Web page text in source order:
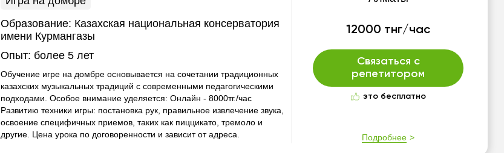
Образование: Казахская национальная консерватория
имени Курмангазы
Опыт: более 5 лет
Обучение игре на домбре основывается на сочетании традиционных
казахских музыкальных традиций с современными педагогическими
подходами. Особое внимание уделяется: Онлайн - 8000тг./час
Развитию техники игры: постановка рук, правильное извлечение звука,
освоение специфичных приемов, таких как пиццикато, тремоло и
другие. Цена урока по договоренности и зависит от адреса.
12000 тнг/час
Связаться с
репетитором
это бесплатно
Подробнее